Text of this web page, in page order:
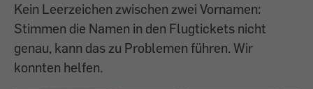
Kein Leerzeichen zwischen zwei Vornamen:
Stimmen die Namen in den Flugtickets nicht
genau, kann das zu Problemen führen. Wir
konnten helfen.